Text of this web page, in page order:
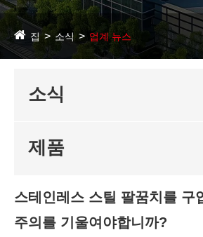
집 소식 업계 뉴스
소식
제품
스테인레스 스틸 팔꿈치를 구
주의를 기울여야합니까?